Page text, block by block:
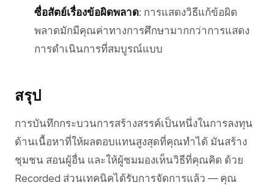
ซื่อสัตย์เรื่องข้อผิดพลาด: การแสดงวิธีแก้ข้อผิด
พลาดมักมีคุณค่าทางการศึกษามากกว่าการแสดง
การดำเนินการที่สมบูรณ์แบบ
สรุป
การบันทึกกระบวนการสร้างสรรค์เป็นหนึ่งในการลงทุน
ด้านเนื้อหาที่ให้ผลตอบแทนสูงสุดที่คุณทำได้ มันสร้าง
ชุมชน สอนผู้อื่น และให้ผู้ชมมองเห็นวิธีที่คุณคิด ด้วย
Recorded ส่วนเทคนิคได้รับการจัดการแล้ว — คุณ